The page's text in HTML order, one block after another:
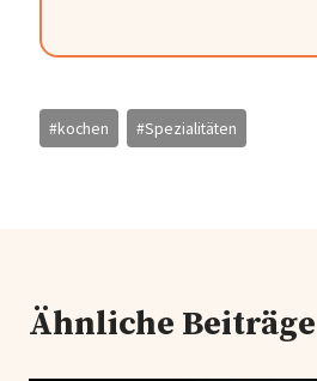
Schlagworte:
#kochen #Spezialitäten
Ähnliche Beiträge